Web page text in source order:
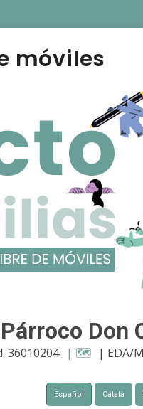
móviles
Don
36010204 | 🗺️ | EDA/
Español Català